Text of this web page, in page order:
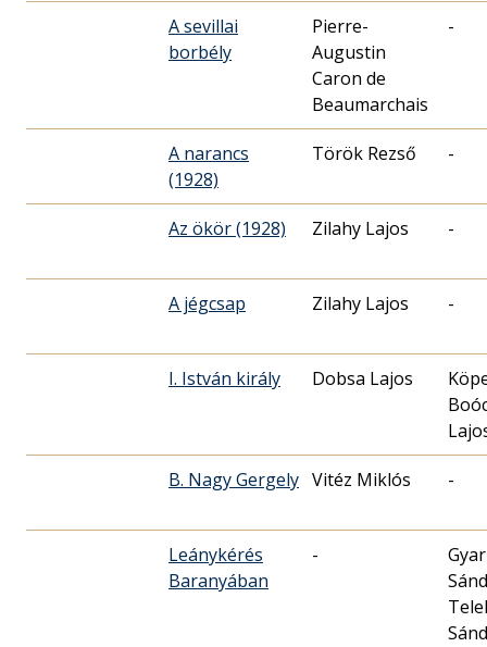
A sevillai
borbély
Pierre-
Augustin
Caron de
Beaumarchais
-
A narancs
(1928)
Török Rezső -
Az ökör (1928) Zilahy Lajos -
A jégcsap Zilahy Lajos -
I. István király Dobsa Lajos
B. Nagy Gergely Vitéz Miklós -
Leánykérés
Baranyában
-